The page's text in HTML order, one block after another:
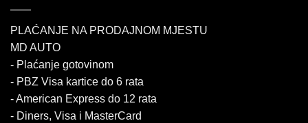
PLAĆANJE NA PRODAJNOM MJESTU
MD AUTO
- Plaćanje gotovinom
- PBZ Visa kartice do 6 rata
- American Express do 12 rata
- Diners, Visa i MasterCard